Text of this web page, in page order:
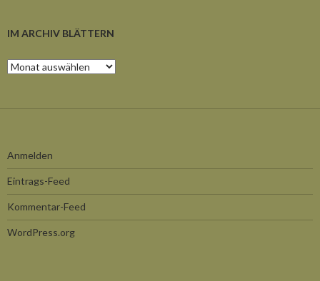
IM ARCHIV BLÄTTERN
Im
Archiv
Anmelden
Eintrags-Feed
Kommentar-Feed
WordPress.org